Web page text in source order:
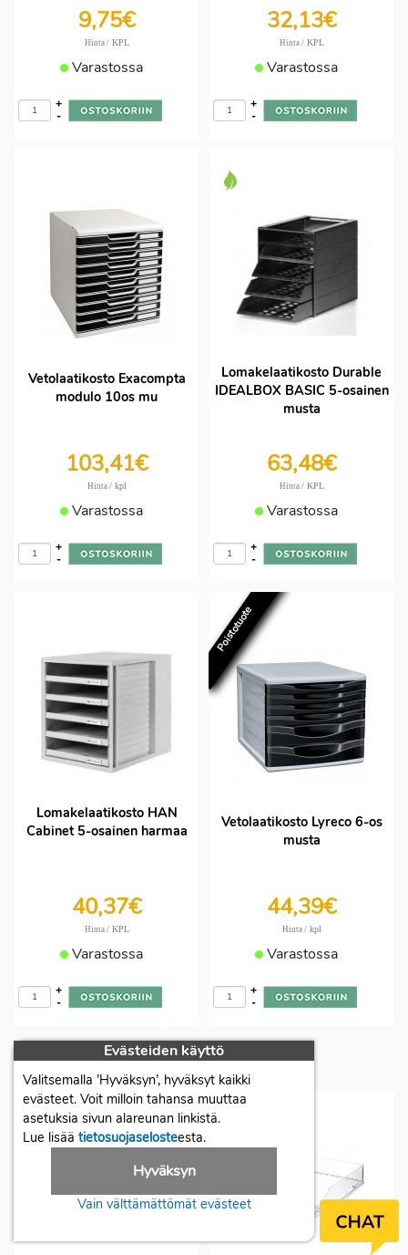
9,75€
Hinta / KPL
Varastossa
-
+
32,13€
Hinta / KPL
Varastossa
-
+
Vetolaatikosto Exacompta
modulo 10os mu
103,41€
Hinta / kpl
Varastossa
-
+
Lomakelaatikosto Durable
IDEALBOX BASIC 5-osainen
musta
63,48€
Hinta / KPL
Varastossa
-
+
Lomakelaatikosto HAN
Cabinet 5-osainen harmaa
40,37€
Hinta / KPL
Varastossa
-
+
Poistotuote
Vetolaatikosto Lyreco 6-os
musta
44,39€
Hinta / kpl
Varastossa
-
+
Lomakelaatikko
Evästeiden käyttö
Valitsemalla ’Hyväksyn’, hyväksyt kaikki
evästeet. Voit milloin tahansa muuttaa
asetuksia sivun alareunan linkistä.
Lue lisää tietosuojaselosteesta.
Hyväksyn
Vain välttämättömät evästeet